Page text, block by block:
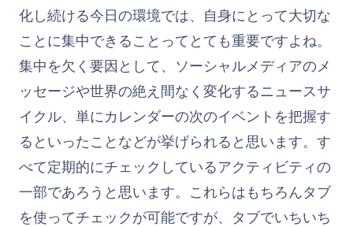
化し続ける今日の環境では、自身にとって大切な
ことに集中できることってとても重要ですよね。
集中を欠く要因として、ソーシャルメディアのメ
ッセージや世界の絶え間なく変化するニュースサ
イクル、単にカレンダーの次のイベントを把握す
るといったことなどが挙げられると思います。す
べて定期的にチェックしているアクティビティの
一部であろうと思います。これらはもちろんタブ
を使ってチェックが可能ですが、タブでいちいち